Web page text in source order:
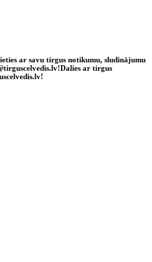
ar savu tirgus notikumu, sludinājumu
Dalies ar tirgus